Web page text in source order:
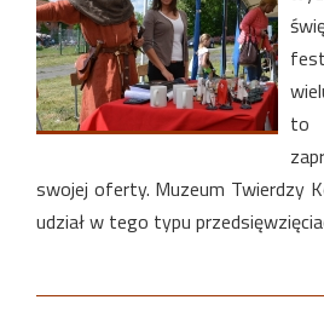
to
swojej oferty. Muzeum Twierdzy
udział w tego typu